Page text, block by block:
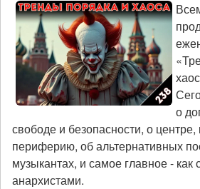
о
свободе и безопасности, о
периферию, об альтернативных
музыкантах, и самое главное - как
анархистами.